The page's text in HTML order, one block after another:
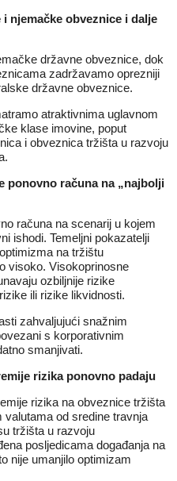
njemačke obveznice i dalje
državne obveznice, dok
zadržavamo oprezniji
državne obveznice.
atraktivnima uglavnom
klase imovine, poput
i obveznica tržišta u razvoju
ponovno računa na „najbolji
računa na scenarij u kojem
ishodi. Temeljni pokazatelji
na tržištu
visoko. Visokoprinosne
ozbiljnije rizike
ili rizike likvidnosti.
zahvaljujući snažnim
s korporativnim
smanjivati.
rizika ponovno padaju
rizika na obveznice tržišta
valutama od sredine travnja
tržišta u razvoju
posljedicama događanja na
nije umanjilo optimizam